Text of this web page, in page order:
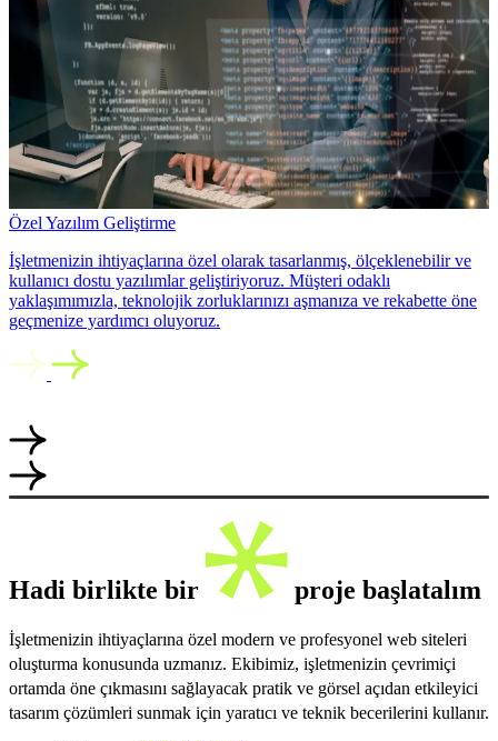
Özel Yazılım Geliştirme
İşletmenizin ihtiyaçlarına özel olarak tasarlanmış, ölçeklenebilir ve
kullanıcı dostu yazılımlar geliştiriyoruz. Müşteri odaklı
yaklaşımımızla, teknolojik zorluklarınızı aşmanıza ve rekabette öne
geçmenize yardımcı oluyoruz.
Hadi birlikte bir proje başlatalım
İşletmenizin ihtiyaçlarına özel modern ve profesyonel web siteleri
oluşturma konusunda uzmanız. Ekibimiz, işletmenizin çevrimiçi
ortamda öne çıkmasını sağlayacak pratik ve görsel açıdan etkileyici
tasarım çözümleri sunmak için yaratıcı ve teknik becerilerini kullanır.